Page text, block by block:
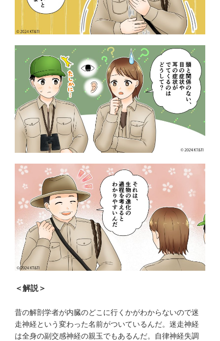
＜解説＞
昔の解剖学者が内臓のどこに行くかがわからないので迷
走神経という変わった名前がついているんだ。迷走神経
は全身の副交感神経の親玉でもあるんだ。自律神経失調